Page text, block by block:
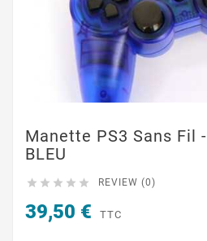
Manette PS3 Sans Fil -
BLEU
     REVIEW (0)
39,50 € TTC